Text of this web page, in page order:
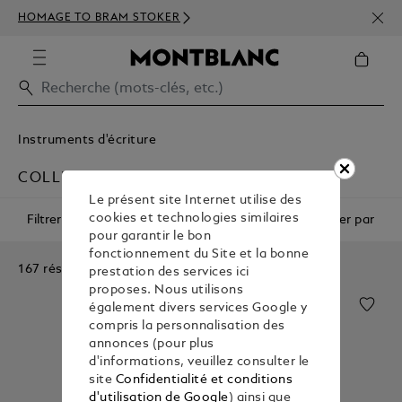
HOMAGE TO BRAM STOKER
350€
Instruments d'écriture
COLLECTION
Filtrer Trier par
167 résultats
Le présent site Internet utilise des
cookies et technologies similaires
pour garantir le bon
fonctionnement du Site et la bonne
prestation des services ici
proposes. Nous utilisons
également divers services Google y
compris la personnalisation des
annonces (pour plus
d'informations, veuillez consulter le
site Confidentialité et conditions
d'utilisation de Google) ainsi que